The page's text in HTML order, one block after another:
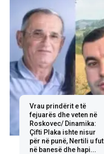
Vrau prindërit e të
fejuarës dhe veten në
Roskovec/ Dinamika:
Çifti Plaka ishte nisur
për në punë, Nertili u fut
në banesë dhe hapi...